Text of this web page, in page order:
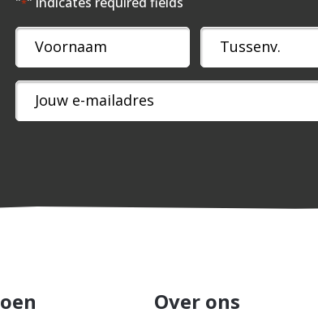
*
Naam
*
Over ons